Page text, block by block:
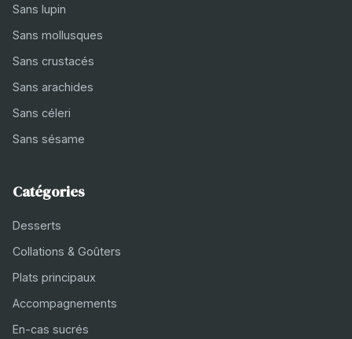
Sans lupin
Sans mollusques
Sans crustacés
Sans arachides
Sans céleri
Sans sésame
Catégories
Desserts
Collations & Goûters
Plats principaux
Accompagnements
En-cas sucrés